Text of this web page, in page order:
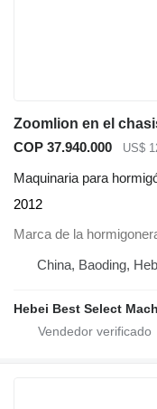
Zoomlion en el
COP 37.940.000
US$
Maquinaria para
2012
Marca de la
China, Baoding,
Hebei Best Select